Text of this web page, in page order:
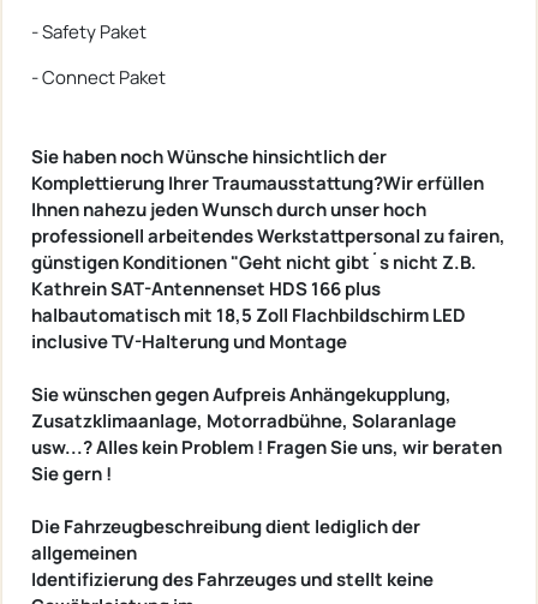
- Safety Paket
- Connect Paket
Sie haben noch Wünsche hinsichtlich der
Komplettierung Ihrer Traumausstattung?Wir erfüllen
Ihnen nahezu jeden Wunsch durch unser hoch
professionell arbeitendes Werkstattpersonal zu fairen,
günstigen Konditionen "Geht nicht gibt´s nicht Z.B.
Kathrein SAT-Antennenset HDS 166 plus
halbautomatisch mit 18,5 Zoll Flachbildschirm LED
inclusive TV-Halterung und Montage
Sie wünschen gegen Aufpreis Anhängekupplung,
Zusatzklimaanlage, Motorradbühne, Solaranlage
usw...? Alles kein Problem ! Fragen Sie uns, wir beraten
Sie gern !
Die Fahrzeugbeschreibung dient lediglich der
allgemeinen
Identifizierung des Fahrzeuges und stellt keine